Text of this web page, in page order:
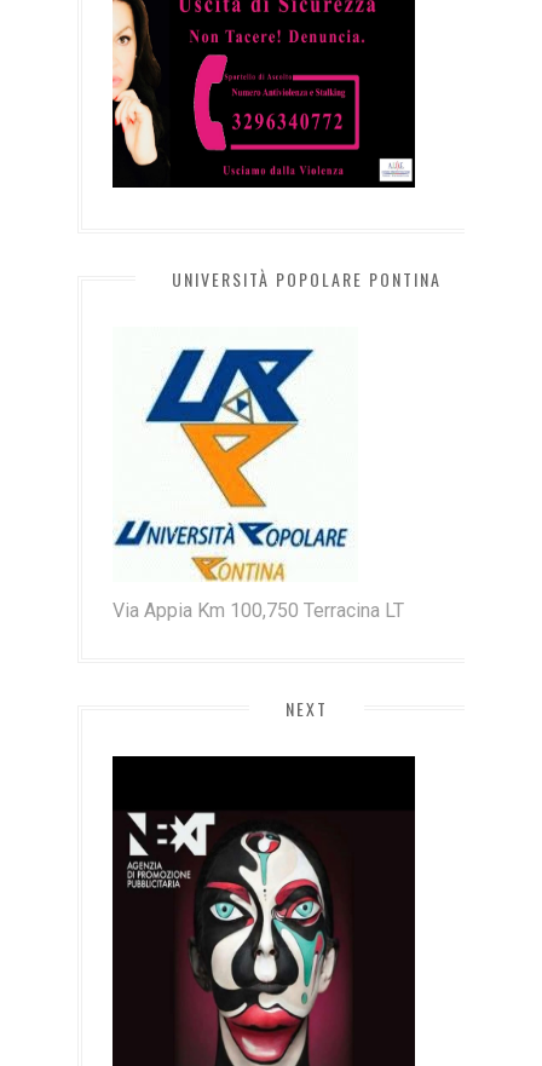
UNIVERSITÀ POPOLARE PONTINA
Via Appia Km 100,750 Terracina LT
NEXT